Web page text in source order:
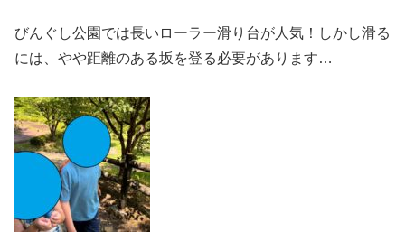
びんぐし公園では長いローラー滑り台が人気！しかし滑る
には、やや距離のある坂を登る必要があります…